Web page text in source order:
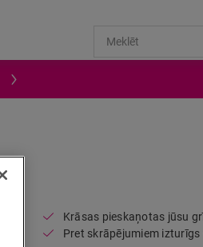
Krāsas pieskaņotas jūsu
Pret skrāpējumiem izturīgs